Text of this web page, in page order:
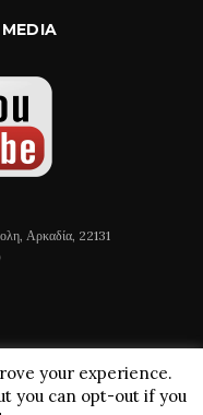
Αρκαδία, 22131
your experience.
you can opt-out if you